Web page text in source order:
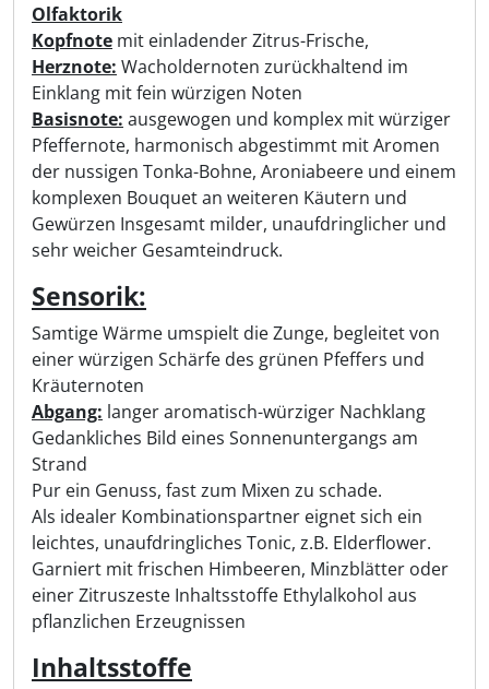
Olfaktorik
Kopfnote mit einladender Zitrus-Frische,
Herznote: Wacholdernoten zurückhaltend im
Einklang mit fein würzigen Noten
Basisnote: ausgewogen und komplex mit würziger
Pfeffernote, harmonisch abgestimmt mit Aromen
der nussigen Tonka-Bohne, Aroniabeere und einem
komplexen Bouquet an weiteren Käutern und
Gewürzen Insgesamt milder, unaufdringlicher und
sehr weicher Gesamteindruck.
Sensorik:
Samtige Wärme umspielt die Zunge, begleitet von
einer würzigen Schärfe des grünen Pfeffers und
Kräuternoten
Abgang: langer aromatisch-würziger Nachklang
Gedankliches Bild eines Sonnenuntergangs am
Strand
Pur ein Genuss, fast zum Mixen zu schade.
Als idealer Kombinationspartner eignet sich ein
leichtes, unaufdringliches Tonic, z.B. Elderflower.
Garniert mit frischen Himbeeren, Minzblätter oder
einer Zitruszeste Inhaltsstoffe Ethylalkohol aus
pflanzlichen Erzeugnissen
Inhaltsstoffe